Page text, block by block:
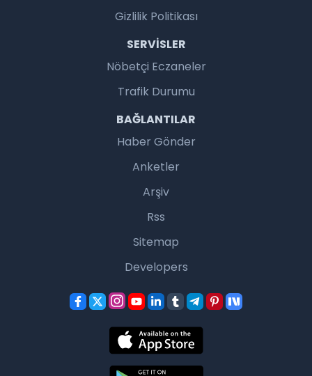
Gizlilik Politikası
SERVISLER
Nöbetçi Eczaneler
Trafik Durumu
BAĞLANTILAR
Haber Gönder
Anketler
Arşiv
Rss
Sitemap
Developers